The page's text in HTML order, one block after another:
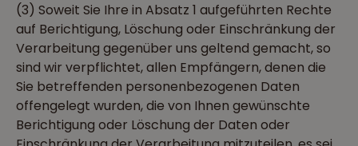
(3) Soweit Sie Ihre in Absatz 1 aufgeführten Rechte
auf Berichtigung, Löschung oder Einschränkung der
Verarbeitung gegenüber uns geltend gemacht, so
sind wir verpflichtet, allen Empfängern, denen die
Sie betreffenden personenbezogenen Daten
offengelegt wurden, die von Ihnen gewünschte
Berichtigung oder Löschung der Daten oder